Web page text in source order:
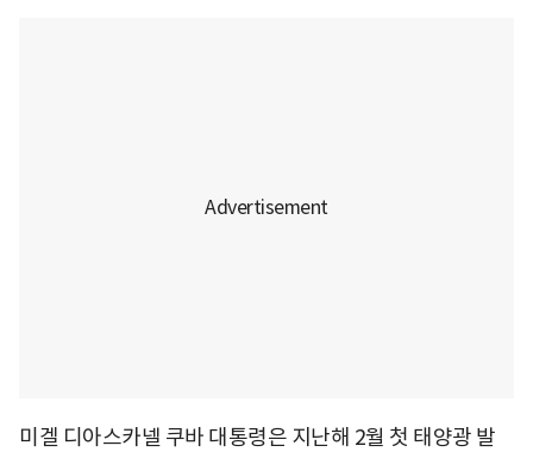
미겔 디아스카넬 쿠바 대통령은 지난해 2월 첫 태양광 발